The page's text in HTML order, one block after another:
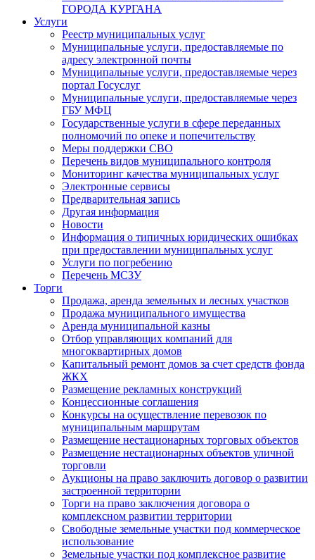
ГОРОДА КУРГАНА
Услуги
Реестр муниципальных услуг
Муниципальные услуги, предоставляемые по
адресу электронной почты
Муниципальные услуги, предоставляемые через
портал Госуслуг
Муниципальные услуги, предоставляемые через
ГБУ МФЦ
Государственные услуги в сфере переданных
полномочий по опеке и попечительству
Меры поддержки СВО
Перечень видов муниципального контроля
Мониторинг качества муниципальных услуг
Электронные сервисы
Предварительная запись
Другая информация
Новости
Информация о типичных юридических ошибках
при предоставлении муниципальных услуг
Услуги по погребению
Перечень МСЗУ
Торги
Продажа, аренда земельных и лесных участков
Продажа муниципального имущества
Аренда муниципальной казны
Отбор управляющих компаний для
многоквартирных домов
Капитальный ремонт домов за счет средств фонда
ЖКХ
Размещение рекламных конструкций
Концессионные соглашения
Конкурсы на осуществление перевозок по
муниципальным маршрутам
Размещение нестационарных торговых объектов
Размещение нестационарных объектов уличной
торговли
Аукционы на право заключить договор о развитии
застроенной территории
Торги на право заключения договора о
комплексном развитии территории
Свободные земельные участки под коммерческое
использование
Земельные участки под комплексное развитие